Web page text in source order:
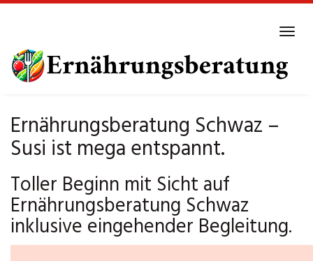
main
content
Ernährungsberatung Schwaz –
Susi ist mega entspannt.
Toller Beginn mit Sicht auf
Ernährungsberatung Schwaz
inklusive eingehender Begleitung.